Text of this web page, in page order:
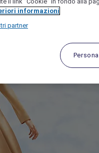
informazioni
partner